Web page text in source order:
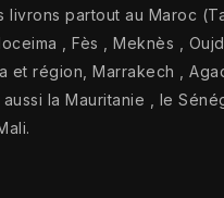
partout au Maroc
, Fès , Meknès ,
et région, Marrakech ,
la Mauritanie , le